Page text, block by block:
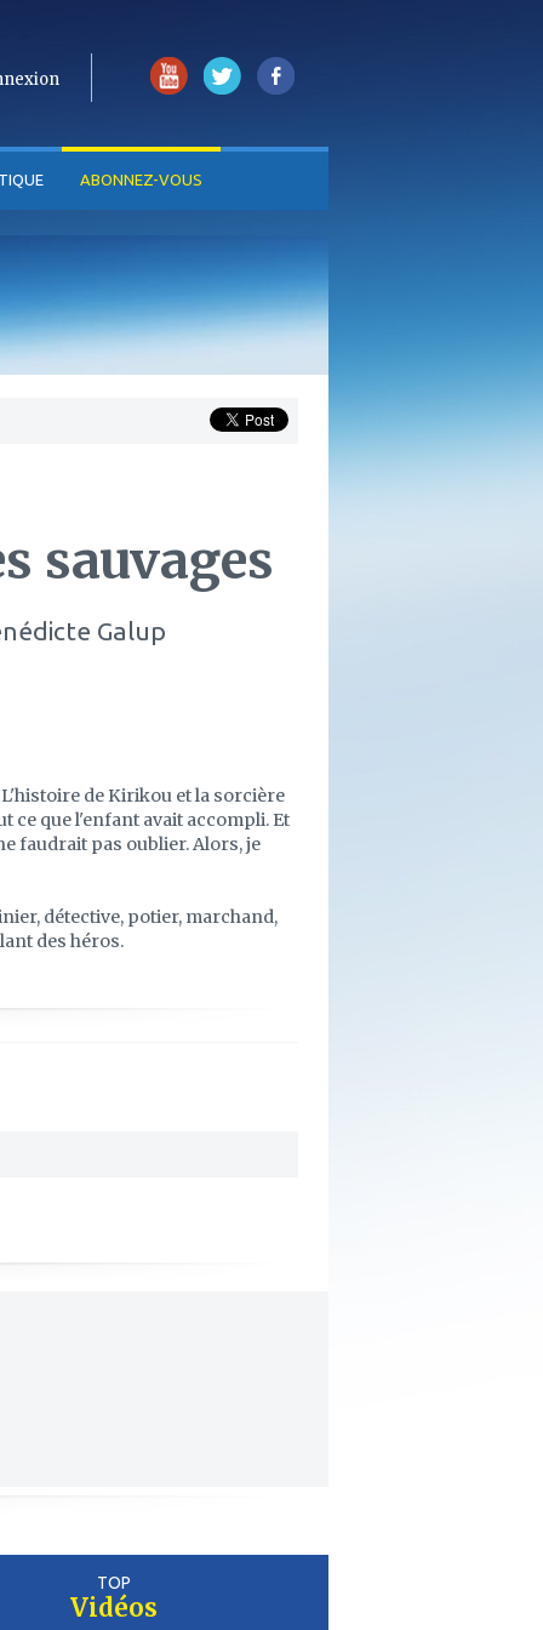
ABONNEZ-VOUS
sauvages
Galup
de Kirikou et la sorcière
ce que l'enfant avait accompli. Et
faudrait pas oublier. Alors, je
détective, potier, marchand,
des héros.
TOP
Vidéos